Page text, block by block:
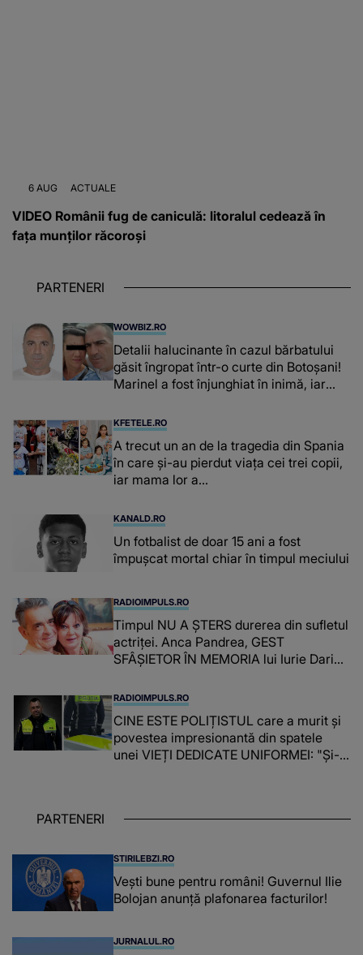
6 AUG ACTUALE
VIDEO Românii fug de caniculă: litoralul cedează în
fața munților răcoroși
PARTENERI
WOWBIZ.RO
Detalii halucinante în cazul bărbatului
găsit îngropat într-o curte din Botoșani!
Marinel a fost înjunghiat în inimă, iar
suspecți
KFETELE.RO
A trecut un an de la tragedia din Spania
în care și-au pierdut viața cei trei copii,
iar mama lor a…
KANALD.RO
Un fotbalist de doar 15 ani a fost
împușcat mortal chiar în timpul meciului
RADIOIMPULS.RO
Timpul NU A ȘTERS durerea din sufletul
actriței. Anca Pandrea, GEST
SFÂȘIETOR ÎN MEMORIA lui Iurie Darie:
timpul parcă..."
RADIOIMPULS.RO
CINE ESTE POLIȚISTUL care a murit și
povestea impresionantă din spatele
unei VIEȚI DEDICATE UNIFORMEI: "Și-a
PARTENERI
STIRILEBZI.RO
Vești bune pentru români! Guvernul Ilie
Bolojan anunță plafonarea facturilor!
JURNALUL.RO